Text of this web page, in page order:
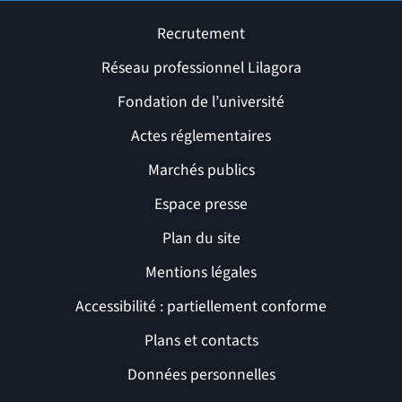
Liens et pages utiles
Recrutement
Réseau professionnel Lilagora
Fondation de l’université
Actes réglementaires
Marchés publics
Espace presse
Plan du site
Mentions légales
Accessibilité : partiellement conforme
Plans et contacts
Données personnelles